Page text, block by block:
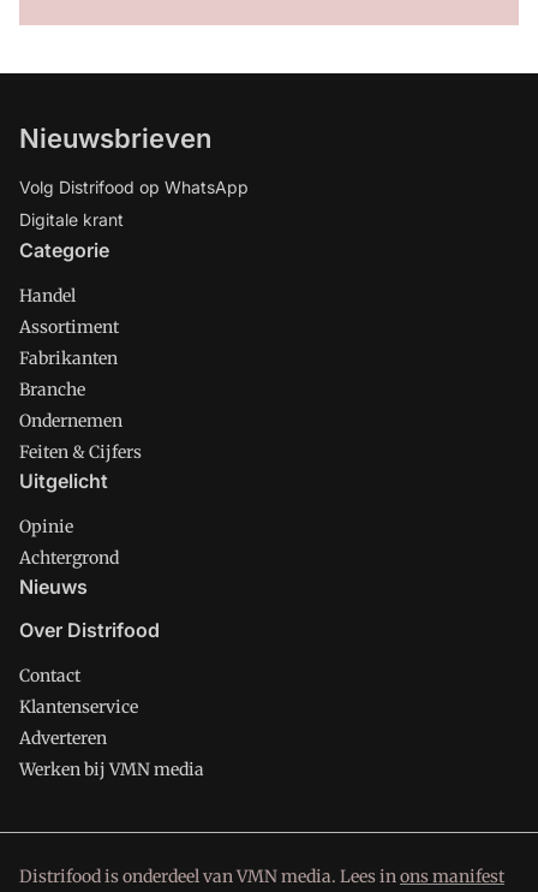
Nieuwsbrieven
Volg Distrifood op WhatsApp
Digitale krant
Categorie
Handel
Assortiment
Fabrikanten
Branche
Ondernemen
Feiten & Cijfers
Uitgelicht
Opinie
Achtergrond
Nieuws
Over Distrifood
Contact
Klantenservice
Adverteren
Werken bij VMN media
Distrifood is onderdeel van VMN media. Lees inons manifest